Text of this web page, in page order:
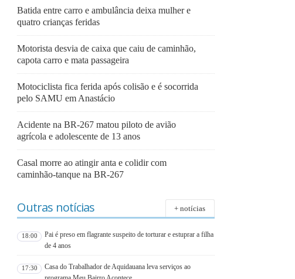
Batida entre carro e ambulância deixa mulher e
quatro crianças feridas
Motorista desvia de caixa que caiu de caminhão,
capota carro e mata passageira
Motociclista fica ferida após colisão e é socorrida
pelo SAMU em Anastácio
Acidente na BR-267 matou piloto de avião
agrícola e adolescente de 13 anos
Casal morre ao atingir anta e colidir com
caminhão-tanque na BR-267
Outras notícias + notícias
18:00
Pai é preso em flagrante suspeito de torturar e estuprar a filha
de 4 anos
17:30
Casa do Trabalhador de Aquidauana leva serviços ao